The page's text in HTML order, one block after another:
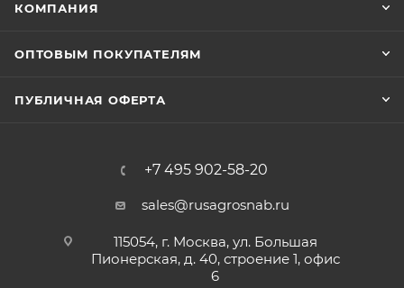
КОМПАНИЯ
ОПТОВЫМ ПОКУПАТЕЛЯМ
ПУБЛИЧНАЯ ОФЕРТА
+7 495 902-58-20
sales@rusagrosnab.ru
115054, г. Москва, ул. Большая
Пионерская, д. 40, строение 1, офис
6